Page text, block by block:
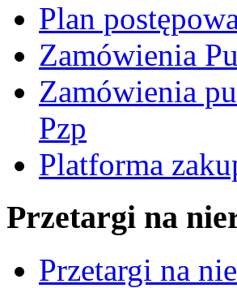
Plan
Zamówienia
Zamówienia
Pzp
Platforma
Przetargi na
Przetargi na